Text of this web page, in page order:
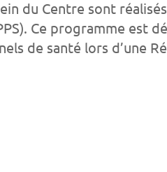
du Centre sont
Ce programme est
de santé lors d’une